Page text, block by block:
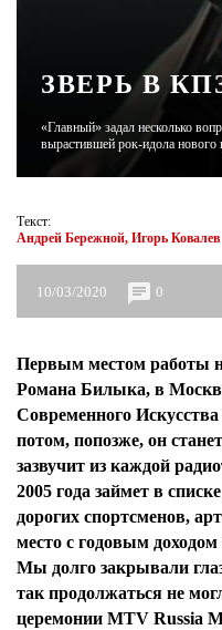
ЗВЕРЬ В
«Главный» задал несколько
вырастившей рок-идола нового
Текст:
Андрей Бережной, Игорь Ковалев
10/03/2020 0
Первым местом работы
Романа Билыка, в
Современного
потом, попозже, он
зазвучит из каждой
2005 года займет в
дорогих спортсменов,
место с годовым
Мы долго закрывали
так продолжаться не
церемонии MTV Russia